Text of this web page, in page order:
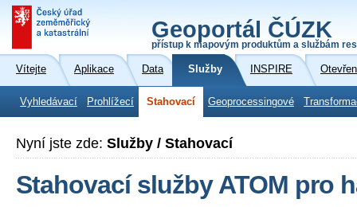
Geoportál ČÚZK
přístup k mapovým produktům a službám
Vítejte Aplikace Data Služby INSPIRE
Vyhledávací Prohlížecí Stahovací Geoprocessingové
Nyní jste zde: Služby / Stahovací
Stahovací služby ATOM pro